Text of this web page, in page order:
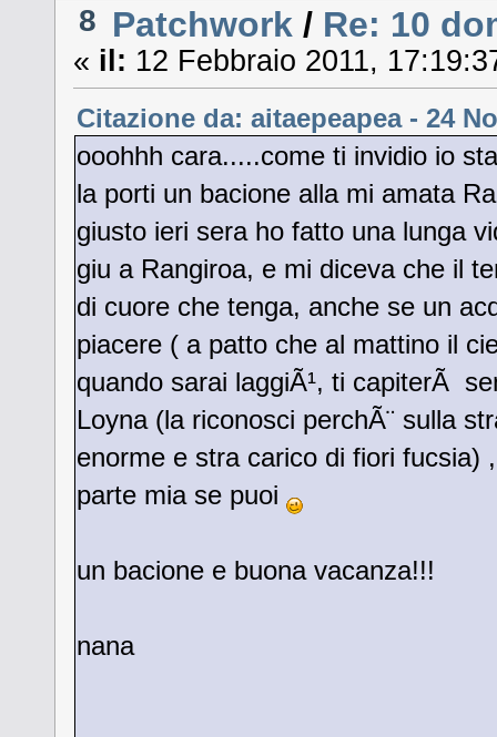
8 Patchwork / Re: 10
« il: 12 Febbraio 2011,
Citazione da: aitaepeapea - 24
ooohhh cara.....come ti invidio io
la porti un bacione alla mi amata
giusto ieri sera ho fatto una lunga
giu a Rangiroa, e mi diceva che il
di cuore che tenga, anche se un
piacere ( a patto che al mattino il
quando sarai laggiÃ¹, ti capiterÃ
Loyna (la riconosci perchÃ¨ sulla
enorme e stra carico di fiori fucsia)
parte mia se puoi
un bacione e buona vacanza!!!
nana